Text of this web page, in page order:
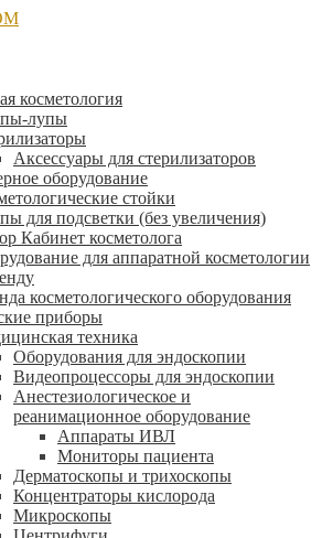
косметология
лупы
Аксессуары для стерилизаторов
оборудование
стойки
для подсветки (без увеличения)
Кабинет косметолога
для аппаратной косметологии
косметологического оборудования
приборы
техника
Оборудования для эндоскопии
Видеопроцессоры для эндоскопии
Анестезиологическое и
реанимационное оборудование
Аппараты ИВЛ
Мониторы пациента
Дерматоскопы и трихоскопы
Концентраторы кислорода
Микроскопы